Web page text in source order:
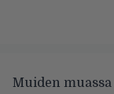
Muiden muassa